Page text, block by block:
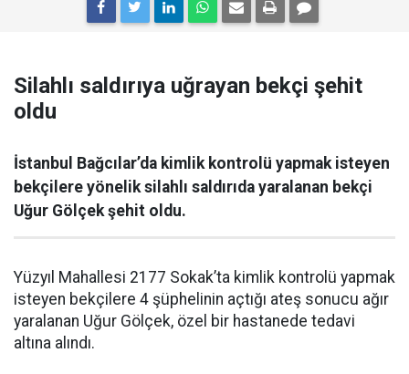
Silahlı saldırıya uğrayan bekçi şehit
oldu
İstanbul Bağcılar’da kimlik kontrolü yapmak isteyen
bekçilere yönelik silahlı saldırıda yaralanan bekçi
Uğur Gölçek şehit oldu.
Yüzyıl Mahallesi 2177 Sokak’ta kimlik kontrolü yapmak
isteyen bekçilere 4 şüphelinin açtığı ateş sonucu ağır
yaralanan Uğur Gölçek, özel bir hastanede tedavi
altına alındı.